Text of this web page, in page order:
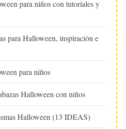
para niños con tutoriales y
para Halloween, inspiración e
para niños
Halloween con niños
Halloween (13 IDEAS)